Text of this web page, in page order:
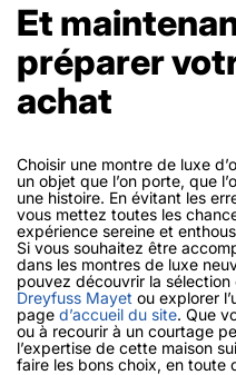
Et
préparer
achat
Choisir une montre de luxe
un objet que l’on porte, que
une histoire. En évitant les
vous mettez toutes les
expérience sereine et
Si vous souhaitez être
dans les montres de luxe
pouvez découvrir la
Dreyfuss Mayet ou explorer
page d’accueil du site. Que
ou à recourir à un courtage
l’expertise de cette maison
faire les bons choix, en toute